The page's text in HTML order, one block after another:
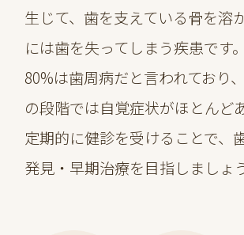
生じて、歯を支えている骨を溶
には歯を失ってしまう疾患です
80%は歯周病だと言われており
の段階では自覚症状がほとんど
定期的に健診を受けることで、
発見・早期治療を目指しましょう